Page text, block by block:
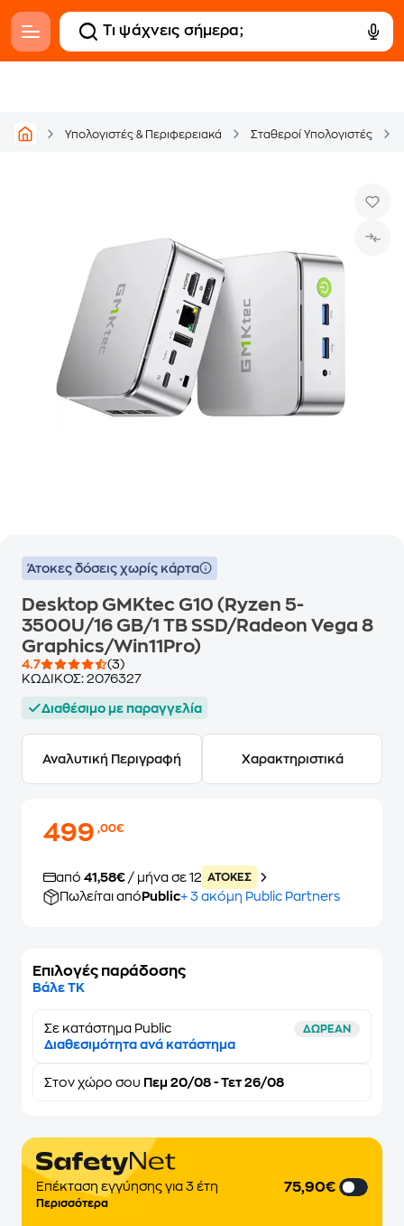
Υπολογιστές & Περιφερειακά Σταθεροί Υπολογιστές
Άτοκες δόσεις χωρίς κάρτα
Desktop GMKtec G10 (Ryzen 5-
3500U/16 GB/1 TB SSD/Radeon Vega 8
Graphics/Win11Pro)
4.7
(3)
ΚΩΔΙΚΟΣ: 2076327
Διαθέσιμο με παραγγελία
Αναλυτική Περιγραφή Χαρακτηριστικά
499,00€
από 41,58€ / μήνα σε 12 ATOKEΣ
Πωλείται από Public+ 3 ακόμη Public Partners
Επιλογές παράδοσης
Βάλε ΤΚ
Σε κατάστημα Public ΔΩΡΕΑΝ
Διαθεσιμότητα ανά κατάστημα
Στον χώρο σου Πεμ 20/08 - Τετ 26/08
Επέκταση εγγύησης για 3 έτη
Περισσότερα
75,90€